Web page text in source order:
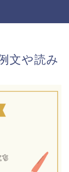
文や読み